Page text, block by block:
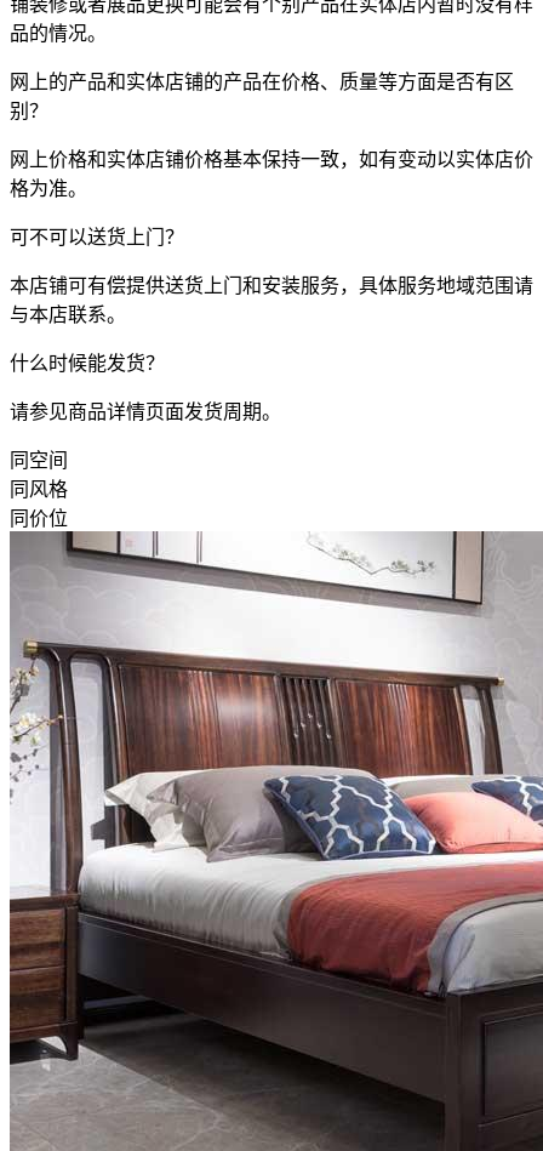
铺装修或者展品更换可能会有个别产品在实体店内暂时没有样
品的情况。
网上的产品和实体店铺的产品在价格、质量等方面是否有区
别？
网上价格和实体店铺价格基本保持一致，如有变动以实体店价
格为准。
可不可以送货上门？
本店铺可有偿提供送货上门和安装服务，具体服务地域范围请
与本店联系。
什么时候能发货？
请参见商品详情页面发货周期。
同空间
同风格
同价位